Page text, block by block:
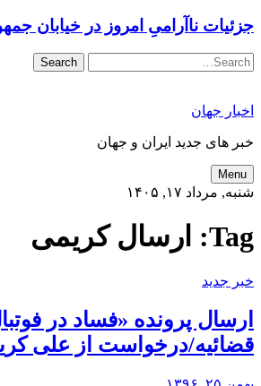
جزئیات ناآرامیِ امروز در خیابان
Search
اخبار جهان
خبر های جدید ایران و جهان
Menu
شنبه, مرداد ۱۷, ۱۴۰۵
Tag: ارسال کریمی
خبر جدید
ارسال پرونده‌ «فساد در
قضائیه/درخواست از علی